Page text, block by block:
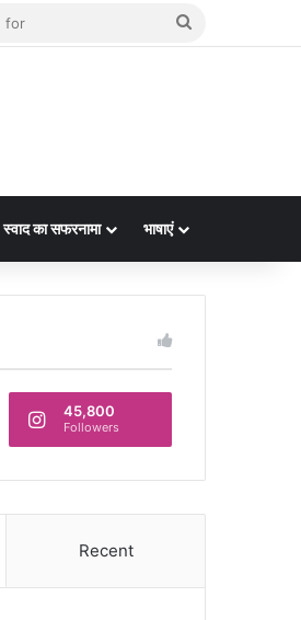
स्वाद का सफरनामा भाषाएं
45,800
Followers
Recent